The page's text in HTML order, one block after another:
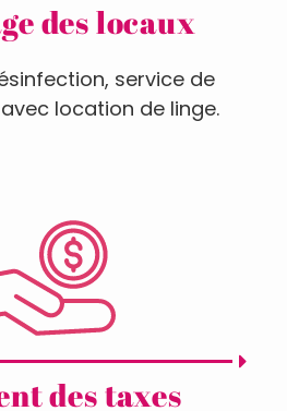
des locaux
service de
location de linge.
des taxes